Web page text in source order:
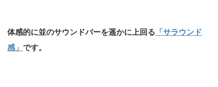
体感的に並のサウンドバーを遥かに上回る 「サラウンド
感」 です。